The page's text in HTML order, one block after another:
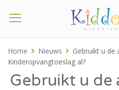
Home Nieuws
Gebruikt u de
Kinderopvangtoeslag al?
Gebruikt u de